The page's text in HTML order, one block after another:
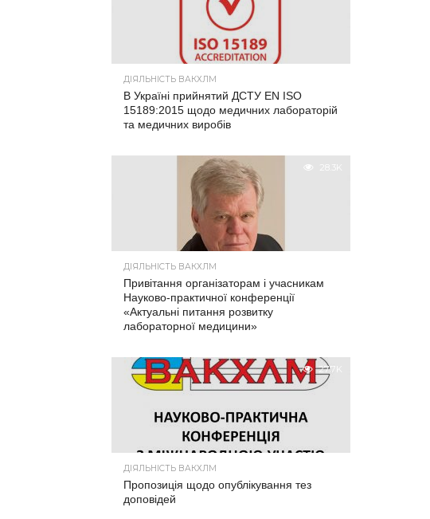
ДІЯЛЬНІСТЬ ВАКХЛМ
В Україні прийнятий ДСТУ EN ISO
15189:2015 щодо медичних лабораторій
та медичних виробів
28.3K
ДІЯЛЬНІСТЬ ВАКХЛМ
Привітання організаторам і учасникам
Науково-практичної конференції
«Актуальні питання розвитку
лабораторної медицини»
27.7K
ДІЯЛЬНІСТЬ ВАКХЛМ
Пропозиція щодо опублікування тез
доповідей